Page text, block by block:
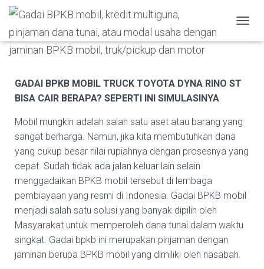
March 26, 2024
GADAI BPKB MOBIL TRUCK TOYOTA DYNA RINO ST
BISA CAIR BERAPA? SEPERTI INI SIMULASINYA
Mobil mungkin adalah salah satu aset atau barang yang
sangat berharga. Namun, jika kita membutuhkan dana
yang cukup besar nilai rupiahnya dengan prosesnya yang
cepat. Sudah tidak ada jalan keluar lain selain
menggadaikan BPKB mobil tersebut di lembaga
pembiayaan yang resmi di Indonesia. Gadai BPKB mobil
menjadi salah satu solusi yang banyak dipilih oleh
Masyarakat untuk memperoleh dana tunai dalam waktu
singkat. Gadai bpkb ini merupakan pinjaman dengan
jaminan berupa BPKB mobil yang dimiliki oleh nasabah.